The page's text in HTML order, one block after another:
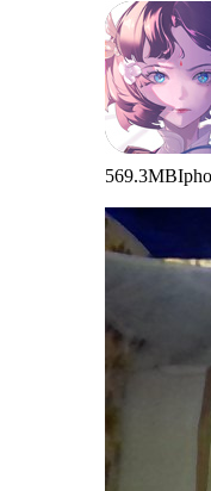
569.3MB